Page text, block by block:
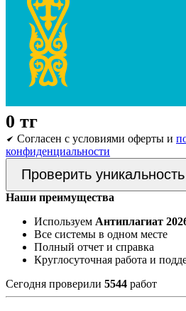
0 тг
Согласен с условиями оферты и
конфиденциальности
Проверить
Наши преимущества
Используем Антиплагиат
Все системы в одном месте
Полный отчет и справка
Круглосуточная работа и
Сегодня проверили 5544 работ